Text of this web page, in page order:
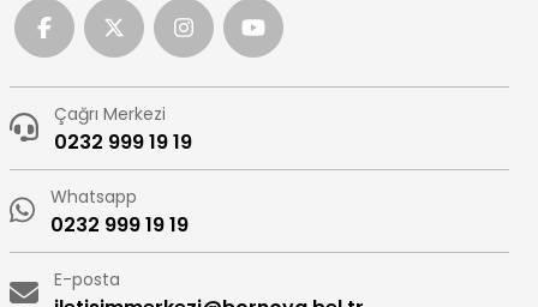
Çağrı Merkezi
0232 999 19 19
Whatsapp
0232 999 19 19
E-posta